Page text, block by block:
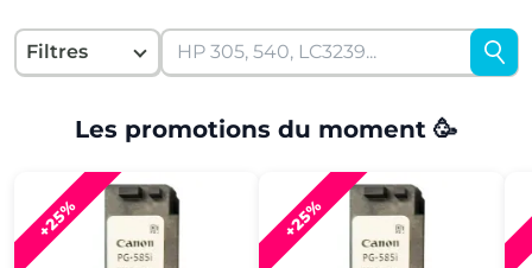
Filtres
Les promotions du moment 🥳
+25% +25%